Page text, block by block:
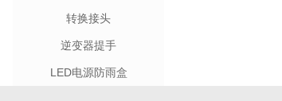
转换接头
逆变器提手
LED电源防雨盒